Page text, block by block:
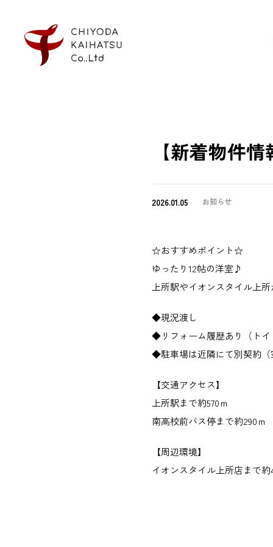
【新着物件
2026.01.05 お知らせ
☆おすすめポイント☆
ゆったり12帖の洋室♪
上所駅やイオンスタイル上所
◆現況渡し
◆リフォーム履歴あり（トイ
◆駐車場は近隣にて別契約（
【交通アクセス】
上所駅まで約570ｍ
南高校前バス停まで約290ｍ
【周辺環境】
イオンスタイル上所店まで約